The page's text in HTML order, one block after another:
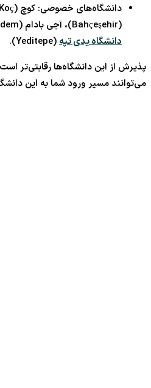
دانشگاه‌های خصوصی: کوچ (Koç)،
(Bahçeşehir)، آجی بادام (Acıbadem)، مدیپول (Medipol) و
دانشگاه یدی تپه(Yeditepe).
پذیرش از این دانشگاه‌ها رقابتی‌تر
می‌توانند مسیر ورود شما به این